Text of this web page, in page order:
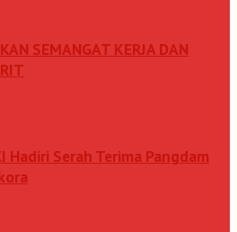
SEMANGAT KERJA DAN
Hadiri Serah Terima Pangdam